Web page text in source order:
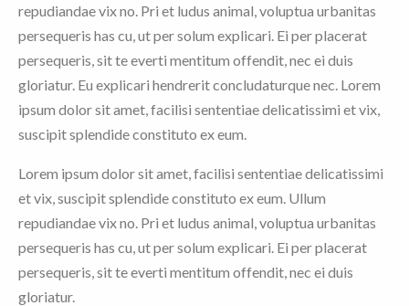
repudiandae vix no. Pri et ludus animal, voluptua urbanitas
persequeris has cu, ut per solum explicari. Ei per placerat
persequeris, sit te everti mentitum offendit, nec ei duis
gloriatur. Eu explicari hendrerit concludaturque nec. Lorem
ipsum dolor sit amet, facilisi sententiae delicatissimi et vix,
suscipit splendide constituto ex eum.
Lorem ipsum dolor sit amet, facilisi sententiae delicatissimi
et vix, suscipit splendide constituto ex eum. Ullum
repudiandae vix no. Pri et ludus animal, voluptua urbanitas
persequeris has cu, ut per solum explicari. Ei per placerat
persequeris, sit te everti mentitum offendit, nec ei duis
gloriatur.